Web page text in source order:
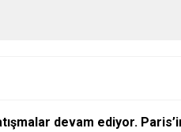
devam ediyor.